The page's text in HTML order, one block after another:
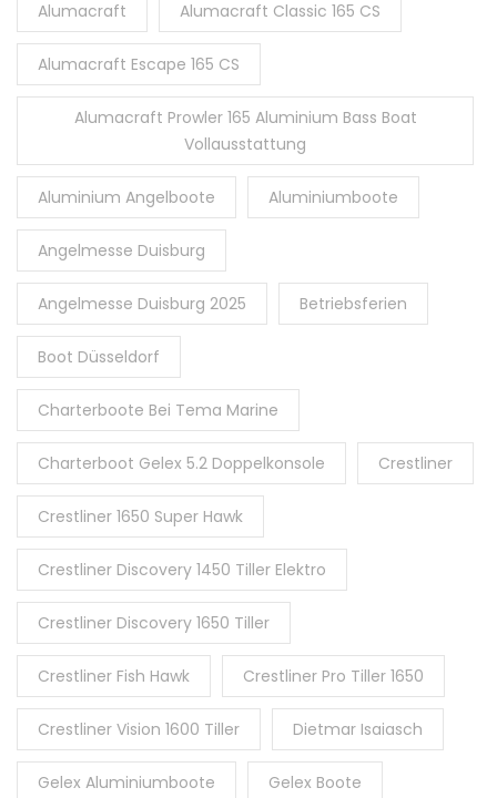
Alumacraft Alumacraft Classic 165 CS
Alumacraft Escape 165 CS
Alumacraft Prowler 165 Aluminium Bass Boat
Vollausstattung
Aluminium Angelboote Aluminiumboote
Angelmesse Duisburg
Angelmesse Duisburg 2025 Betriebsferien
Boot Düsseldorf
Charterboote Bei Tema Marine
Charterboot Gelex 5.2 Doppelkonsole Crestliner
Crestliner 1650 Super Hawk
Crestliner Discovery 1450 Tiller Elektro
Crestliner Discovery 1650 Tiller
Crestliner Fish Hawk Crestliner Pro Tiller 1650
Crestliner Vision 1600 Tiller Dietmar Isaiasch
Gelex Aluminiumboote Gelex Boote